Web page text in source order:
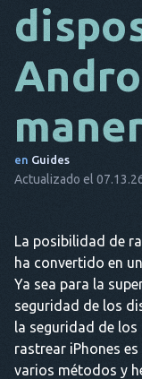
en Guides
Actualizado el
La posibilidad de
ha convertido en
Ya sea para la
seguridad de los
la seguridad de los
rastrear iPhones
varios métodos y